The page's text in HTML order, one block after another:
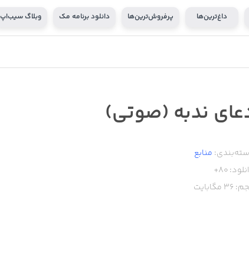
داغ‌ترین‌ها پرفروش‌ترین‌ها دانلود برنامه مک وبلاگ سیب‌اپ
ندبه (صوتی)
منابع
80+
36 مگابایت